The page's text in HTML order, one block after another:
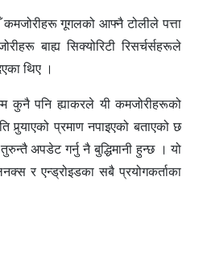
कमजोरीहरू गूगलको आफ्नै टोलीले पत्ता
बाह्य सिक्योरिटी रिसर्चर्सहरूले
थिए ।
कुनै पनि ह्याकरले यी कमजोरीहरूको
पुर्‍याएको प्रमाण नपाइएको बताएको छ
अपडेट गर्नु नै बुद्धिमानी हुन्छ । यो
र एन्ड्रोइडका सबै प्रयोगकर्ताका